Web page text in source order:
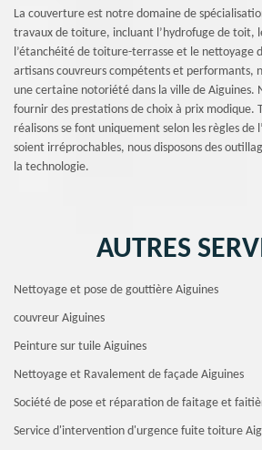
La couverture est notre domaine de
travaux de toiture, incluant l’hydrofuge de toit,
l’étanchéité de toiture-terrasse et le nettoyage
artisans couvreurs compétents et performants,
une certaine notoriété dans la ville de Aiguines.
fournir des prestations de choix à prix modique.
réalisons se font uniquement selon les règles de
soient irréprochables, nous disposons des
la technologie.
AUTRES
Nettoyage et pose de gouttière Aiguines
couvreur Aiguines
Peinture sur tuile Aiguines
Nettoyage et Ravalement de façade Aiguines
Société de pose et réparation de faitage et
Service d'intervention d'urgence fuite toiture